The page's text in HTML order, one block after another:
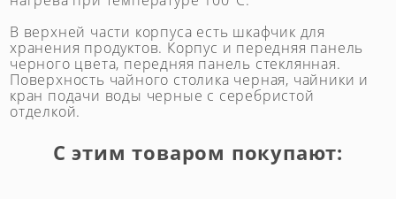
В верхней части корпуса есть шкафчик для
хранения продуктов. Корпус и передняя панель
черного цвета, передняя панель стеклянная.
Поверхность чайного столика черная, чайники и
кран подачи воды черные с серебристой
отделкой.
С этим товаром покупают: